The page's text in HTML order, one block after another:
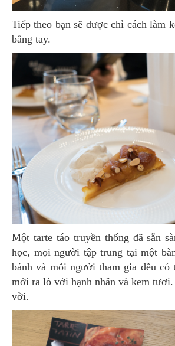
Tiếp theo bạn sẽ được chỉ cách làm kem tươi bông mịn
bằng tay.
Một tarte táo truyền thống đã sẵn sàng. Kết thúc buổi
học, mọi người tập trung tại một
bánh và mỗi người tham gia đều có
mới ra lò với hạnh nhân và kem
vời.